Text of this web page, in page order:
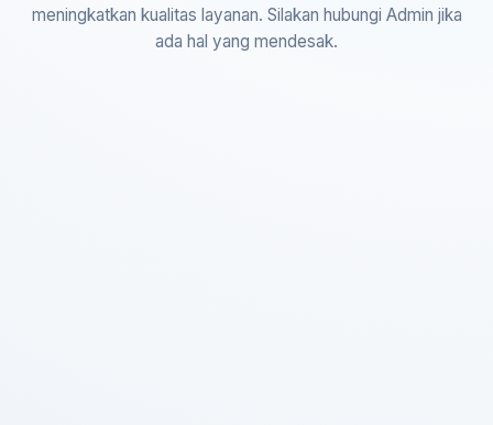
meningkatkan kualitas layanan. Silakan hubungi Admin jika
ada hal yang mendesak.